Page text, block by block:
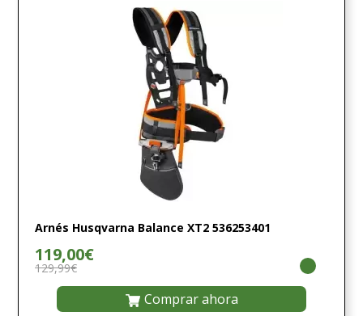
Arnés Husqvarna Balance XT2 536253401
119,00€
129,99€
Comprar ahora